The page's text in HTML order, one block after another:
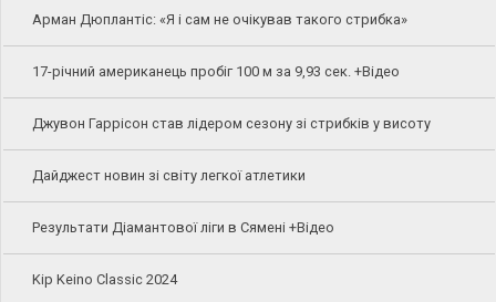
Арман Дюплантіс: «Я і сам не очікував такого стрибка»
17-річний американець пробіг 100 м за 9,93 сек. +Відео
Джувон Гаррісон став лідером сезону зі стрибків у висоту
Дайджест новин зі світу легкої атлетики
Результати Діамантової ліги в Сямені +Відео
Kip Keino Classic 2024